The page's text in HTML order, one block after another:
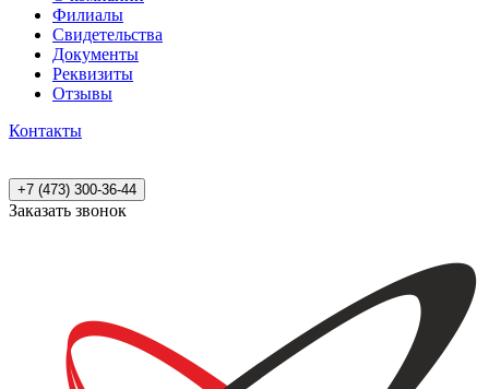
Филиалы
Свидетельства
Документы
Реквизиты
Отзывы
Контакты
+7 (473) 300-36-44
Заказать звонок